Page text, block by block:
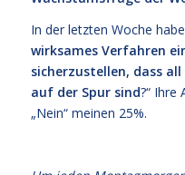
In der letzten Woche
wirksames Verfahren
sicherzustellen, dass
auf der Spur sind?“ Ihre
„Nein“ meinen 25%.